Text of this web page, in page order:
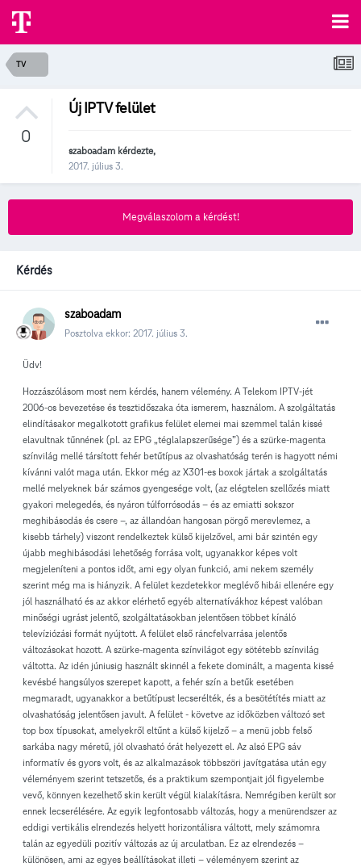
TV
0
Új IPTV felület
szaboadam kérdezte,
2017. július 3.
Megválaszolom a kérdést!
Kérdés
szaboadam
Posztolva ekkor: 2017. július 3.
Üdv!
Hozzászólásom most nem kérdés, hanem vélemény. A Telekom IPTV-jét
2006-os bevezetése és tesztidőszaka óta ismerem, használom. A szolgáltatás
elindításakor megalkotott grafikus felület elemei mai szemmel talán kissé
elavultnak tűnnének (pl. az EPG „téglalapszerűsége”) és a szürke-magenta
színvilág mellé társított fehér betűtípus az olvashatóság terén is hagyott némi
kívánni valót maga után. Ekkor még az X301-es boxok jártak a szolgáltatás
mellé melyeknek bár számos gyengesége volt, (az elégtelen szellőzés miatt
gyakori melegedés, és nyáron túlforrósodás – és az emiatti sokszor
meghibásodás és csere –, az állandóan hangosan pörgő merevlemez, a
kisebb tárhely) viszont rendelkeztek külső kijelzővel, ami bár szintén egy
újabb meghibásodási lehetőség forrása volt, ugyanakkor képes volt
megjeleníteni a pontos időt, ami egy olyan funkció, ami nekem személy
szerint még ma is hiányzik. A felület kezdetekkor meglévő hibái ellenére egy
jól használható és az akkor elérhető egyéb alternatívákhoz képest valóban
minőségi ugrást jelentő, szolgáltatásokban jelentősen többet kínáló
televíziózási formát nyújtott. A felület első ráncfelvarrása jelentős
változásokat hozott. A szürke-magenta színvilágot egy sötétebb színvilág
váltotta. Az idén júniusig használt skinnél a fekete dominált, a magenta kissé
kevésbé hangsúlyos szerepet kapott, a fehér szín a betűk esetében
megmaradt, ugyanakkor a betűtípust lecserélték, és a besötétítés miatt az
olvashatóság jelentősen javult. A felület - követve az időközben változó set
top box típusokat, amelyekről eltűnt a külső kijelző – a menü jobb felső
sarkába nagy méretű, jól olvasható órát helyezett el. Az alsó EPG sáv
informatív és gyors volt, és az alkalmazások többszöri javítgatása után egy
véleményem szerint tetszetős, és a praktikum szempontjait jól figyelembe
vevő, könnyen kezelhető skin került végül kialakításra. Nemrégiben került sor
ennek lecserélésére. Az egyik legfontosabb változás, hogy a menürendszer az
eddigi vertikális elrendezés helyett horizontálisra váltott, mely számomra
talán az egyedüli pozitív változás az új arculatban. Ez az elrendezés –
különösen, ami az egyes beállításokat illeti – véleményem szerint az